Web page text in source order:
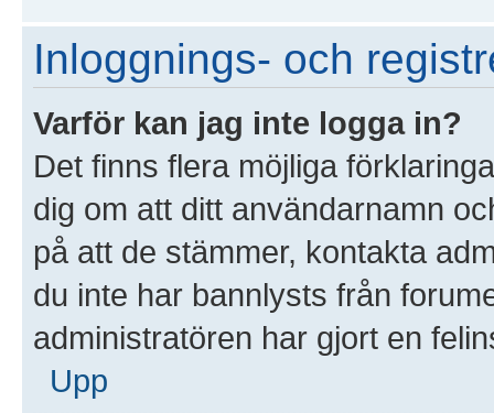
Inloggnings- och
Varför kan jag inte logga in?
Det finns flera möjliga
dig om att ditt användarnamn
på att de stämmer, kontakta
du inte har bannlysts från
administratören har gjort en
Upp